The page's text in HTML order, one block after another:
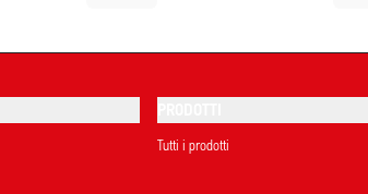
Tutti i prodotti